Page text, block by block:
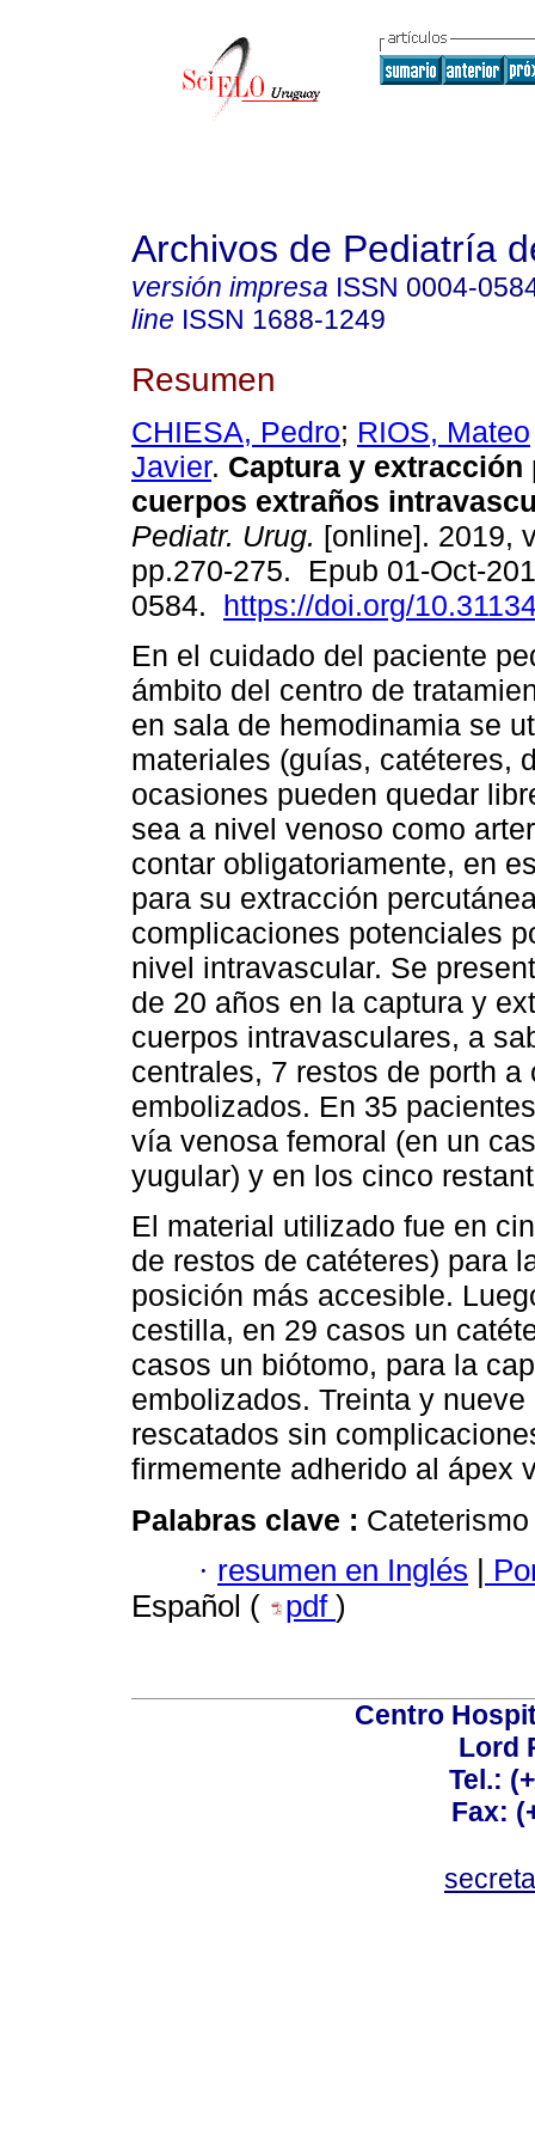
Archivos de Pediatría
versión impresa ISSN 0004-
line ISSN 1688-1249
Resumen
CHIESA, Pedro; RIOS, Mateo
Javier. Captura y extracción
cuerpos extraños
Pediatr. Urug. [online]. 2019,
pp.270-275. Epub 01-Oct-
0584. https://doi.org/
En el cuidado del paciente
ámbito del centro de
en sala de hemodinamia se
materiales (guías, catéteres,
ocasiones pueden quedar
sea a nivel venoso como
contar obligatoriamente, en
para su extracción
complicaciones potenciales
nivel intravascular. Se
de 20 años en la captura y
cuerpos intravasculares, a
centrales, 7 restos de porth
embolizados. En 35
vía venosa femoral (en un
yugular) y en los cinco
El material utilizado fue en
de restos de catéteres) para
posición más accesible.
cestilla, en 29 casos un
casos un biótomo, para la
embolizados. Treinta y
rescatados sin
firmemente adherido al ápex
Palabras clave :
· resumen en Inglés
Español (
pdf )
Centro
Lord
Tel.:
Fax: